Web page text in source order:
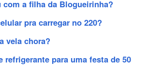
com a filha da Blogueirinha?
pra carregar no 220?
vela chora?
refrigerante para uma festa de 50